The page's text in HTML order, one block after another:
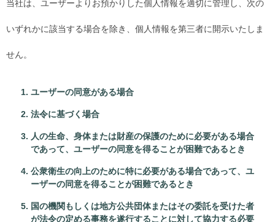
当社は、ユーザーよりお預かりした個人情報を適切に管理し、次の
いずれかに該当する場合を除き、個人情報を第三者に開示いたしま
せん。
ユーザーの同意がある場合
法令に基づく場合
人の生命、身体または財産の保護のために必要がある場合
であって、ユーザーの同意を得ることが困難であるとき
公衆衛生の向上のために特に必要がある場合であって、ユ
ーザーの同意を得ることが困難であるとき
国の機関もしくは地方公共団体またはその委託を受けた者
が法令の定める事務を遂行することに対して協力する必要